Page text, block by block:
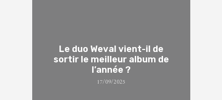
Le duo Weval vient-il de
sortir le meilleur album de
l’année ?
17/09/2025